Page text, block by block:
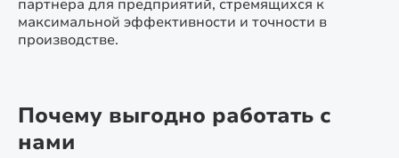
партнера для предприятий, стремящихся к
максимальной эффективности и точности в
производстве.
Почему выгодно работать с
нами